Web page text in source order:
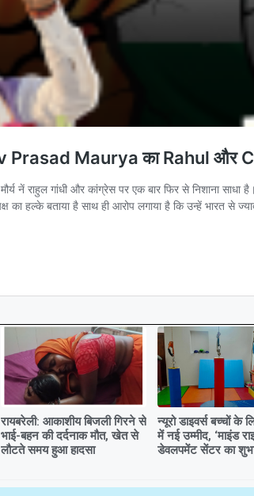
रायबरेली: आकाशीय बिजली गिरने से
भाई-बहन की दर्दनाक मौत, खेत से
लौटते समय हुआ हादसा
न्यूरो डाइवर्स बच्चों
में नई उम्मीद, ‘माइंड
डेवलपमेंट सेंटर का